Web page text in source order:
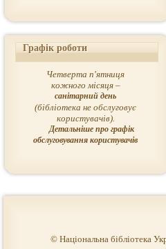
Графік роботи
Четверта п'ятниця
кожного місяця –
санітарний день
(бібліотека не обслуговує
користувачів).
Детальніше про графік
обслуговування користувачів
© Національна бібліотека